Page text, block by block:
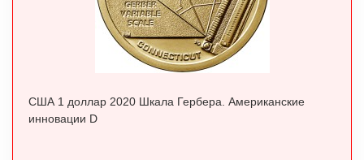
США 1 доллар 2020 Шкала Гербера. Американские
инновации D